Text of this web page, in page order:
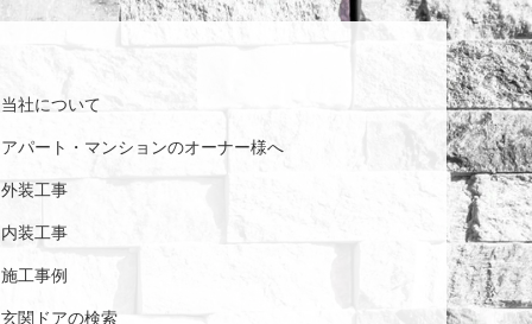
当社について
アパート・マンションのオーナー様へ
外装工事
内装工事
施工事例
玄関ドアの検索